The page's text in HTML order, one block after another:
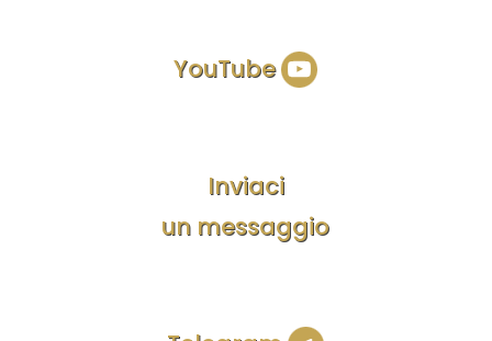
YouTube
Inviaci
un messaggio